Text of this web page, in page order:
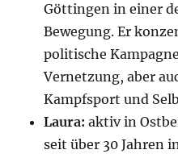
Göttingen in einer
Bewegung. Er
politische
Vernetzung, aber
Kampfsport und
Laura: aktiv in
seit über 30 Jahren